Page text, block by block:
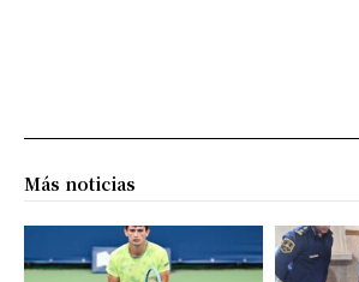
Más noticias